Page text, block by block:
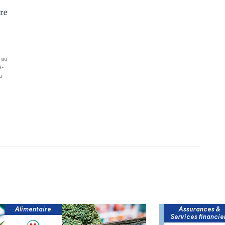
Assurances &
Services financiers